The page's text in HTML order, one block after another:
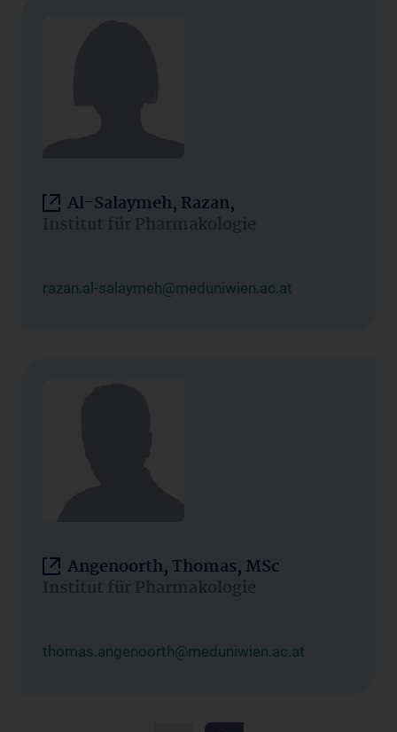
Al-Salaymeh, Razan,
Institut für Pharmakologie
razan.al-salaymeh@meduniwien.ac.at
Angenoorth, Thomas, MSc
Institut für Pharmakologie
thomas.angenoorth@meduniwien.ac.at